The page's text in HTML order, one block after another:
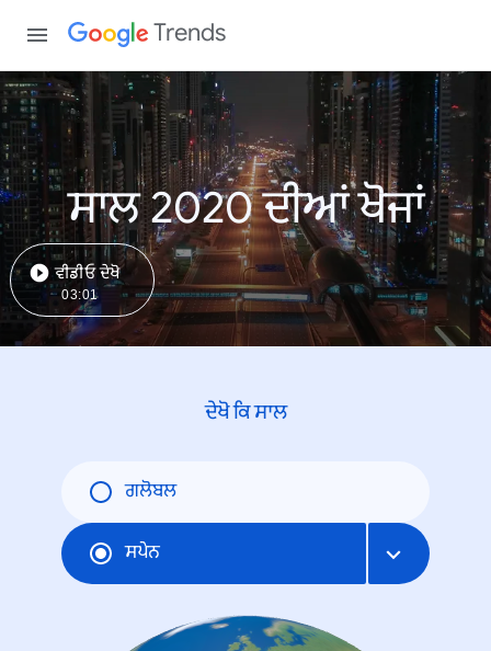
Trends
ਸਾਲ 2020 ਦੀਆਂ ਖੋਜਾਂ
ਵੀਡੀਓ ਦੇਖੋ
03:01
ਦੇਖੋ ਕਿ ਸਾਲ
ਗਲੋਬਲ
ਸਪੇਨ